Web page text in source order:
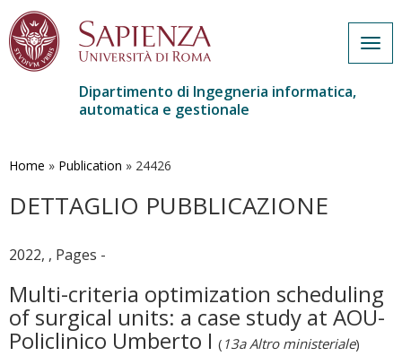
contenuto
Dipartimento di Ingegneria informatica,
automatica e gestionale
Home » Publication » 24426
DETTAGLIO PUBBLICAZIONE
2022, , Pages -
Multi-criteria optimization scheduling
of surgical units: a case study at AOU-
Policlinico Umberto I ( 13a Altro ministeriale)